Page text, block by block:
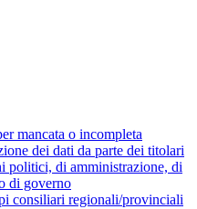
mancata o incompleta
dei dati da parte dei titolari
politici, di amministrazione, di
di governo
consiliari regionali/provinciali